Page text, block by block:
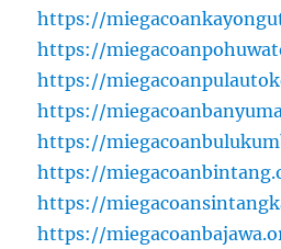
https://
https://
https://
https://
https://
https://
https://
https://